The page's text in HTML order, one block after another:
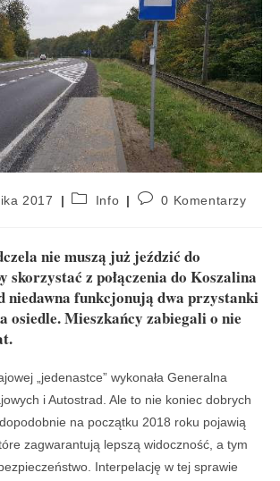
2017 Info 0 Komentarzy
nie muszą już jeździć do
skorzystać z połączenia do Koszalina
niedawna funkcjonują dwa przystanki
osiedle. Mieszkańcy zabiegali o nie
„jedenastce” wykonała Generalna
i Autostrad. Ale to nie koniec dobrych
na początku 2018 roku pojawią
zagwarantują lepszą widoczność, a tym
Interpelację w tej sprawie